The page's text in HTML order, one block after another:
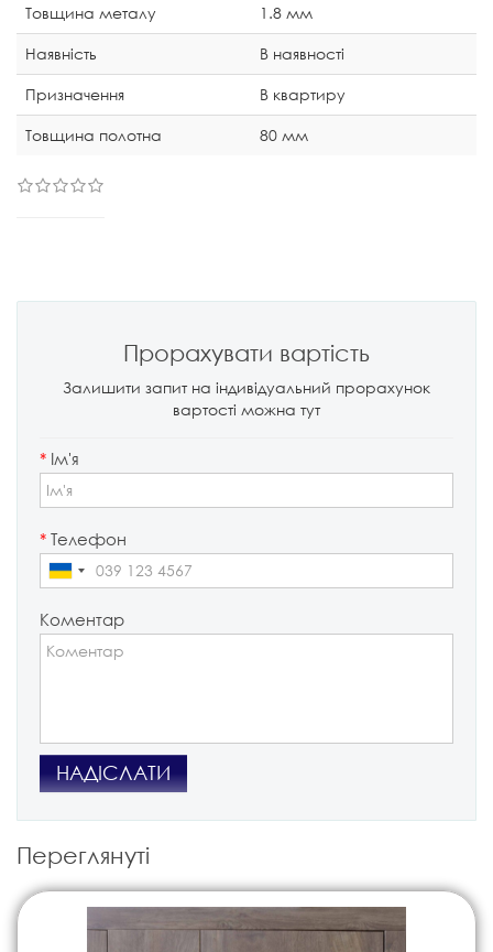
Товщина металу
1.8 мм
Наявність
В наявності
Призначення
В квартиру
Товщина полотна
80 мм
Прорахувати вартість
Залишити запит на індивідуальний прорахунок
вартості можна тут
* Ім'я
* Телефон
Коментар
НАДІСЛАТИ
Переглянуті